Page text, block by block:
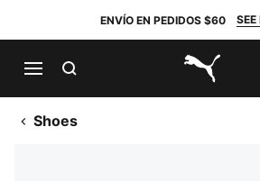
ENVÍO EN PEDIDOS $60 SEE
PUMA.com
Shoes